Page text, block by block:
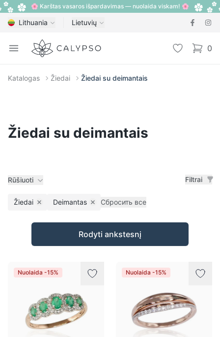
🌸 Karštas vasaros išpardavimas — nuolaida viskam! 🌸
Lithuania Lietuvių
Open menu
Calypso 0
items
Katalogas Žiedai Žiedai su deimantais
Žiedai su deimantais
Rūšiuoti Filtrai
Žiedai Remove filter
Deimantas Remove filter
Сбросить все
Prekės
Rodyti ankstesnį
Nuolaida -15% Nuolaida -15%